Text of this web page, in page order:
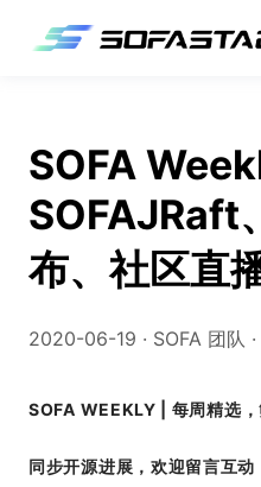
SOFA
SOFAJRaft
布、社区直
2020-06-19 · SOFA 团队 ·
SOFA WEEKLY | 每周精选
同步开源进展，欢迎留言互动